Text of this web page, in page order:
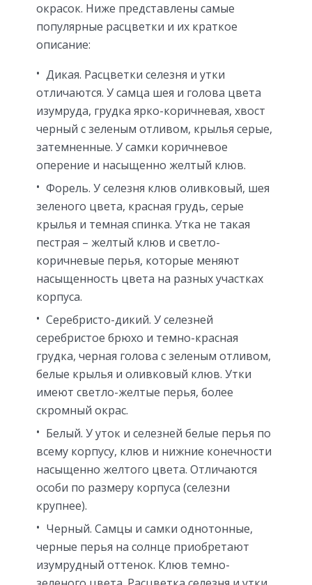
окрасок. Ниже представлены самые
популярные расцветки и их краткое
описание:
Дикая. Расцветки селезня и утки
отличаются. У самца шея и голова цвета
изумруда, грудка ярко-коричневая, хвост
черный с зеленым отливом, крылья серые,
затемненные. У самки коричневое
оперение и насыщенно желтый клюв.
Форель. У селезня клюв оливковый, шея
зеленого цвета, красная грудь, серые
крылья и темная спинка. Утка не такая
пестрая – желтый клюв и светло-
коричневые перья, которые меняют
насыщенность цвета на разных участках
корпуса.
Серебристо-дикий. У селезней
серебристое брюхо и темно-красная
грудка, черная голова с зеленым отливом,
белые крылья и оливковый клюв. Утки
имеют светло-желтые перья, более
скромный окрас.
Белый. У уток и селезней белые перья по
всему корпусу, клюв и нижние конечности
насыщенно желтого цвета. Отличаются
особи по размеру корпуса (селезни
крупнее).
Черный. Самцы и самки однотонные,
черные перья на солнце приобретают
изумрудный оттенок. Клюв темно-